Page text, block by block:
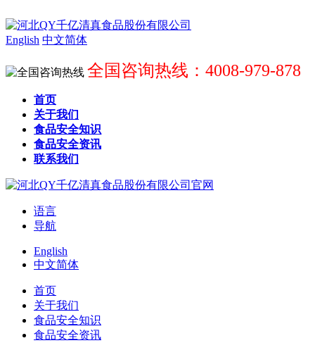
English 中文简体
全国咨询热线：4008-979-878
首页
关于我们
食品安全知识
食品安全资讯
联系我们
语言
导航
English
中文简体
首页
关于我们
食品安全知识
食品安全资讯